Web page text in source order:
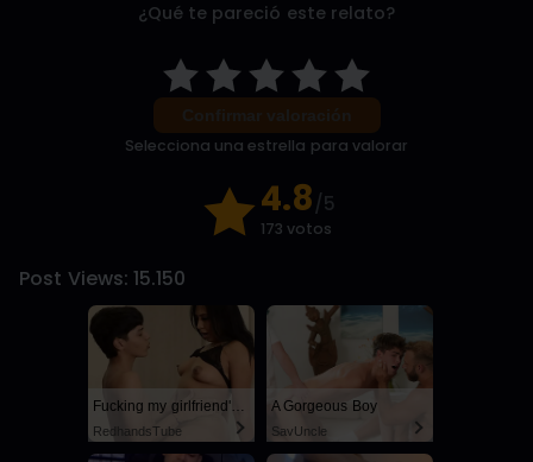
¿Qué te pareció este relato?
Selecciona una estrella para valorar
4.8/5
173 votos
Post Views: 15.150
Fucking my girlfriend's hot mommy by mistake
RedhandsTube
A Gorgeous Boy
SayUncle